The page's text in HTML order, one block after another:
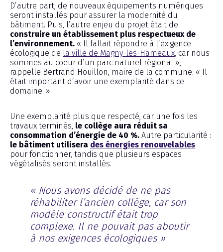
D’autre part, de nouveaux équipements numériques
seront installés pour assurer la modernité du
bâtiment. Puis, l’autre enjeu du projet était de
construire un établissement plus respectueux de
l’environnement. « Il fallait répondre à l’exigence
écologique de la ville de Magny-les-Hameaux , car nous
sommes au coeur d’un parc naturel régional »,
rappelle Bertrand Houillon, maire de la commune. « Il
était important d’avoir une exemplarité dans ce
domaine. »
Une exemplarité plus que respecté, car une fois les
travaux terminés, le collège aura réduit sa
consommation d’énergie de 40 %. Autre particularité :
le bâtiment utilisera des énergies renouvelables
pour fonctionner, tandis que plusieurs espaces
végétalisés seront installés.
« Nous avons décidé de ne pas
réhabiliter l’ancien collège, car son
modèle constructif était trop
complexe. Il ne pouvait pas aboutir
à nos exigences écologiques »